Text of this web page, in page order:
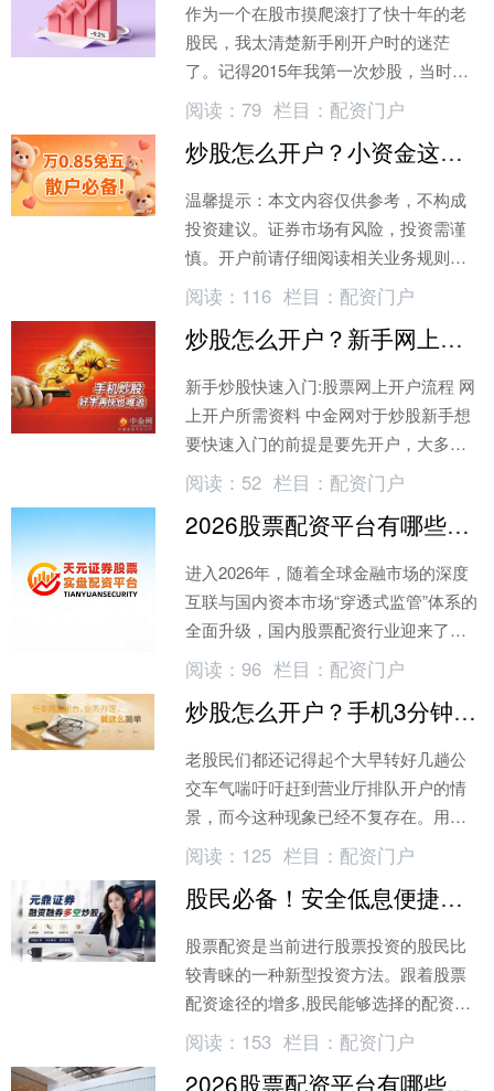
作为一个在股市摸爬滚打了快十年的老
股民，我太清楚新手刚开户时的迷茫
了。记得2015年我第一次炒股，当时随
便在银行网点被客户经理推荐了一家券
商，开完户才发现佣金高达万8
阅读： 79 栏目： 配资门户
炒股怎么开户？小资金这样选佣金，一年省几百
温馨提示：本文内容仅供参考，不构成
投资建议。证券市场有风险，投资需谨
慎。开户前请仔细阅读相关业务规则。
很多人觉得，我本金就一两万，佣金万
1.0还是万1.5，一年能差多少钱？
阅读： 116 栏目： 配资门户
炒股怎么开户？新手网上开户流程与所需资料
新手炒股快速入门:股票网上开户流程 网
上开户所需资料 中金网对于炒股新手想
要快速入门的前提是要先开户，大多数
人会考虑网上开户，比较方便快捷。投
资人想进行股票投资,但是没有股票账户
阅读： 52 栏目： 配资门户
2026股票配资平台有哪些？三大实盘安全平台推荐
进入2026年，随着全球金融市场的深度
互联与国内资本市场“穿透式监管”体系的
全面升级，国内股票配资行业迎来了史
无前例的规..._新浪网
阅读：96 栏目： 配资门户
炒股怎么开户？手机3分钟搞定，告别营业厅排队
老股民们都还记得起个大早转好几趟公
交车气喘吁吁赶到营业厅排队开户的情
景，而今这种现象已经不复存在。用手
机就能开户，因此，不少新股民开始关
注手机炒股怎么开户，。
阅读： 125 栏目： 配资门户
股民必备！安全低息便捷的配资正规平台推荐
股票配资是当前进行股票投资的股民比
较青睐的一种新型投资方法。跟着股票
配资途径的增多,股民能够选择的配资途
径增加,能够根据自己的需求选择合适自
己的股票配资途径。可是
阅读： 153 栏目： 配资门户
2026股票配资平台有哪些？这三家正规实盘安全可靠